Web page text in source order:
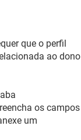
que o perfil
ao dono
os campos
um